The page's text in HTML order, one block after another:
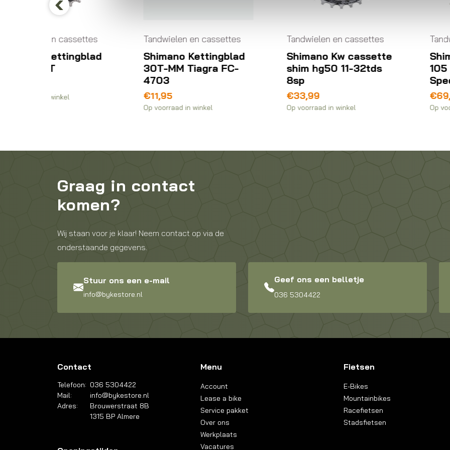
Previous
Tandwielen en cassettes
Shimano Kettingblad
30T-MM Tiagra FC-
Tandwielen en cassettes
Shimano Kw cassette
shim hg50 11-32tds
Tandwielen en
Shimano Cassette
105 CS-R7000 11
Graag in contact
komen?
Wij staan voor je klaar! Neem contact op via de
onderstaande gegevens.
Stuur ons een e-mail
info@bykestore.nl
Geef ons een belletje
036 5304422
Contact
Telefoon: 036 5304422
Mail:
info@bykestore.nl
Adres:
Brouwerstraat 8B
1315 BP Almere
Menu
Account
Lease a bike
Service pakket
Over ons
Werkplaats
Vacatures
Fietsen
E-Bikes
Mountainbikes
Racefietsen
Stadsfietsen